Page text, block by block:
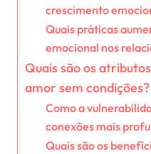
crescimento
Quais práticas
emocional nos
Quais são os
amor sem condições?
Como a
conexões mais
Quais são os